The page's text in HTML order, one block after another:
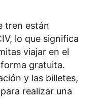
tren están
lo que significa
viajar en el
gratuita.
y las billetes,
realizar una